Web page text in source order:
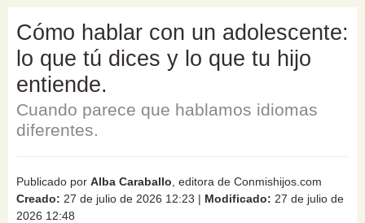
Cómo hablar con un adolescente:
lo que tú dices y lo que tu hijo
entiende.
Cuando parece que hablamos idiomas
diferentes.
Publicado por Alba Caraballo , editora de Conmishijos.com
Creado: 27 de julio de 2026 12:23 | Modificado: 27 de julio de
2026 12:48